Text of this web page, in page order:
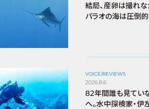
結局、産卵は撮れ
パラオの海は圧倒
VOICE/REVIEWS
2026.8.6
82年間誰も見てい
へ。水中探検家・伊